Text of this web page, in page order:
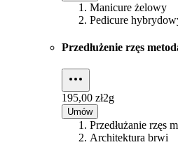
Manicure żelowy
Pedicure
Przedłużenie rzęs
195,00 zł2g
Umów
Przedłużanie rzęs
Architektura brwi